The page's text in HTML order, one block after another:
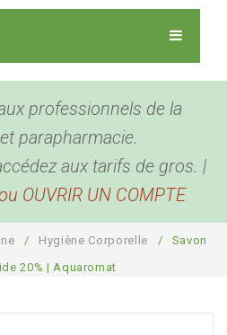
0,00€
professionnels de la
parapharmacie.
aux tarifs de gros. |
OUVRIR UN COMPTE
/ Hygiène Corporelle /
Savon
20% | Aquaromat